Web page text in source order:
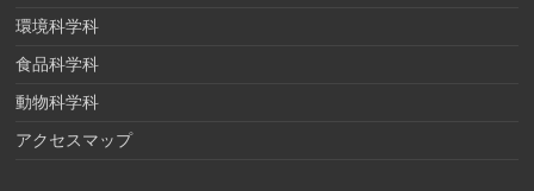
環境科学科
食品科学科
動物科学科
アクセスマップ